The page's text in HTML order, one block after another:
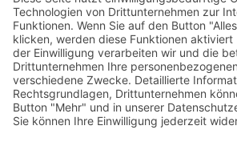
Termine außerhalb unserer
nach Absprache.
Folgt uns auf facebook